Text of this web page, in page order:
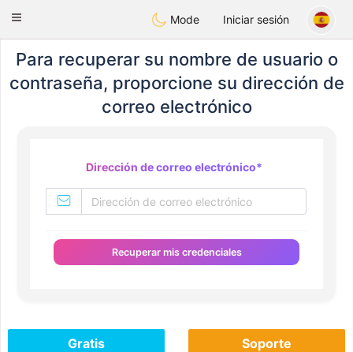
Maroc Dating
Toggle
Mode Iniciar sesión
Para recuperar su nombre de usuario o
contraseña, proporcione su dirección de
correo electrónico
Dirección de correo electrónico*
Recuperar mis credenciales
Gratis Soporte